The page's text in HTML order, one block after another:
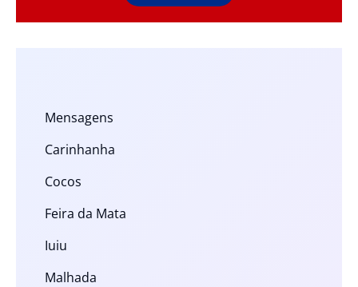
Mensagens
Carinhanha
Cocos
Feira da Mata
Iuiu
Malhada